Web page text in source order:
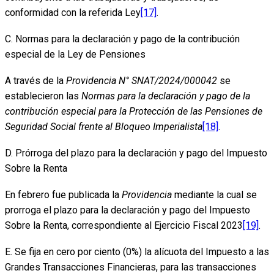
conformidad con la referida Ley [17] .
C. Normas para la declaración y pago de la contribución
especial de la Ley de Pensiones
A través de la Providencia N° SNAT/2024/000042 se
establecieron las Normas para la declaración y pago de la
contribución especial para la Protección de las Pensiones de
Seguridad Social frente al Bloqueo Imperialista [18] .
D. Prórroga del plazo para la declaración y pago del Impuesto
Sobre la Renta
En febrero fue publicada la Providencia mediante la cual se
prorroga el plazo para la declaración y pago del Impuesto
Sobre la Renta, correspondiente al Ejercicio Fiscal 2023 [19] .
E. Se fija en cero por ciento (0%) la alícuota del Impuesto a las
Grandes Transacciones Financieras, para las transacciones